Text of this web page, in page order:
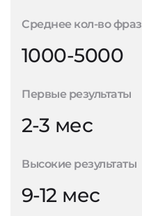
Среднее кол-во фраз
1000-5000
Первые результаты
2-3 мес
Высокие результаты
9-12 мес